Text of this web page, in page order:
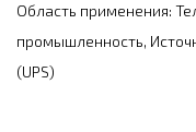
Область применения:
промышленность,
(UPS)